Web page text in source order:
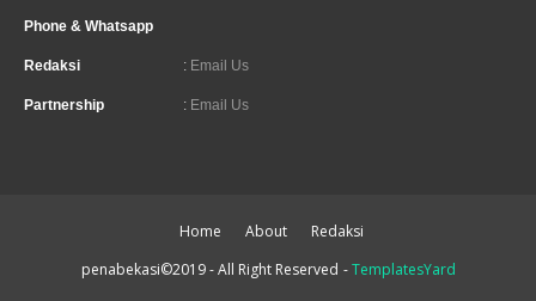
Phone & Whatsapp
Redaksi : Email Us
Partnership : Email Us
Home About
Redaksi
penabekasi©2019 - All Right Reserved -TemplatesYard